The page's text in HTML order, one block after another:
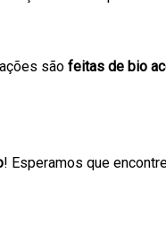
são feitas de bio
! Esperamos que